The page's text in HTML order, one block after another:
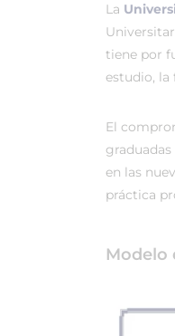
La
tiene por
estudio,
El
en las
práctica
Modelo